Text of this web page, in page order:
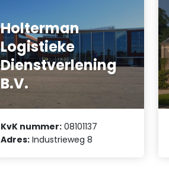
Holterman
Logistieke
Dienstverlening
B.V.
KvK nummer: 08101137
Adres: Industrieweg 8